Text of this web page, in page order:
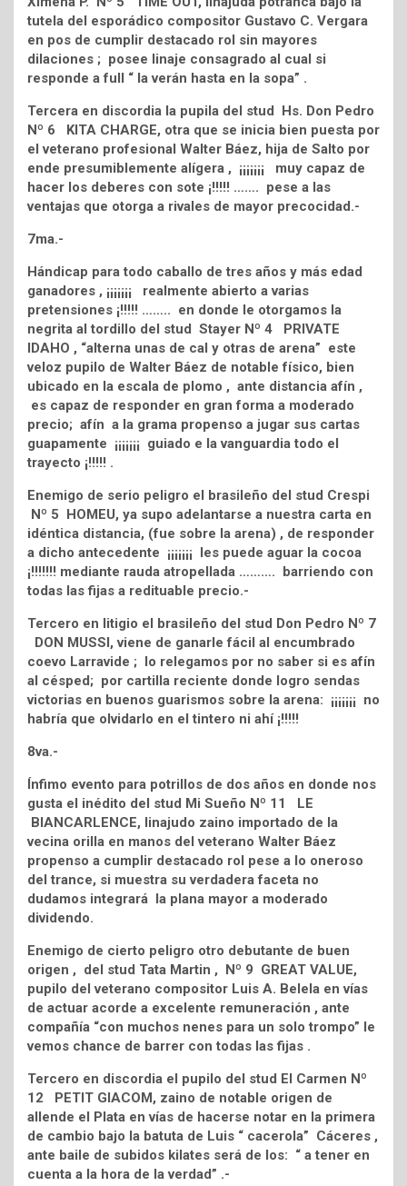
tutela del esporádico compositor Gustavo C. Vergara
en pos de cumplir destacado rol sin mayores
dilaciones ; posee linaje consagrado al cual si
responde a full “ la verán hasta en la sopa” .
Tercera en discordia la pupila del stud Hs. Don Pedro
Nº 6 KITA CHARGE, otra que se inicia bien puesta por
el veterano profesional Walter Báez, hija de Salto por
ende presumiblemente alígera , ¡¡¡¡¡¡¡ muy capaz de
hacer los deberes con sote ¡!!!!! ……. pese a las
ventajas que otorga a rivales de mayor precocidad.-
7ma.-
Hándicap para todo caballo de tres años y más edad
ganadores , ¡¡¡¡¡¡¡ realmente abierto a varias
pretensiones ¡!!!!! …….. en donde le otorgamos la
negrita al tordillo del stud Stayer Nº 4 PRIVATE
IDAHO , “alterna unas de cal y otras de arena” este
veloz pupilo de Walter Báez de notable físico, bien
ubicado en la escala de plomo , ante distancia afín ,
es capaz de responder en gran forma a moderado
precio; afín a la grama propenso a jugar sus cartas
guapamente ¡¡¡¡¡¡¡ guiado e la vanguardia todo el
trayecto ¡!!!!! .
Enemigo de serio peligro el brasileño del stud Crespi
Nº 5 HOMEU, ya supo adelantarse a nuestra carta en
idéntica distancia, (fue sobre la arena) , de responder
a dicho antecedente ¡¡¡¡¡¡¡ les puede aguar la cocoa
¡!!!!!!! mediante rauda atropellada ………. barriendo con
todas las fijas a redituable precio.-
Tercero en litigio el brasileño del stud Don Pedro Nº 7
DON MUSSI, viene de ganarle fácil al encumbrado
coevo Larravide ; lo relegamos por no saber si es afín
al césped; por cartilla reciente donde logro sendas
victorias en buenos guarismos sobre la arena: ¡¡¡¡¡¡¡ no
habría que olvidarlo en el tintero ni ahí ¡!!!!!
8va.-
Ínfimo evento para potrillos de dos años en donde nos
gusta el inédito del stud Mi Sueño Nº 11 LE
BIANCARLENCE, linajudo zaino importado de la
vecina orilla en manos del veterano Walter Báez
propenso a cumplir destacado rol pese a lo oneroso
del trance, si muestra su verdadera faceta no
dudamos integrará la plana mayor a moderado
dividendo.
Enemigo de cierto peligro otro debutante de buen
origen , del stud Tata Martin , Nº 9 GREAT VALUE,
pupilo del veterano compositor Luis A. Belela en vías
de actuar acorde a excelente remuneración , ante
compañía “con muchos nenes para un solo trompo” le
vemos chance de barrer con todas las fijas .
Tercero en discordia el pupilo del stud El Carmen Nº
12 PETIT GIACOM, zaino de notable origen de
allende el Plata en vías de hacerse notar en la primera
de cambio bajo la batuta de Luis “ cacerola” Cáceres ,
ante baile de subidos kilates será de los: “ a tener en
cuenta a la hora de la verdad” .-